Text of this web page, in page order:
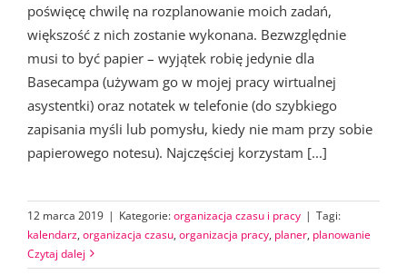
poświęcę chwilę na rozplanowanie moich zadań,
większość z nich zostanie wykonana. Bezwzględnie
musi to być papier – wyjątek robię jedynie dla
Basecampa (używam go w mojej pracy wirtualnej
asystentki) oraz notatek w telefonie (do szybkiego
zapisania myśli lub pomysłu, kiedy nie mam przy sobie
papierowego notesu). Najczęściej korzystam [...]
12 marca 2019 | Kategorie:organizacja czasu i pracy | Tagi:
kalendarz, organizacja czasu, organizacja pracy, planer, planowanie
Czytaj dalej